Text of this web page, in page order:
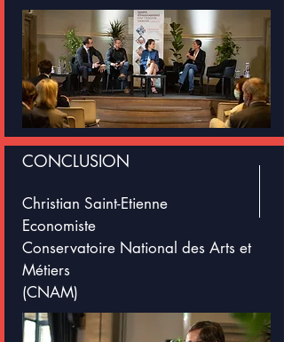
CONCLUSION
Christian Saint-Etienne
Economiste
Conservatoire National des Arts et
Métiers
(CNAM)